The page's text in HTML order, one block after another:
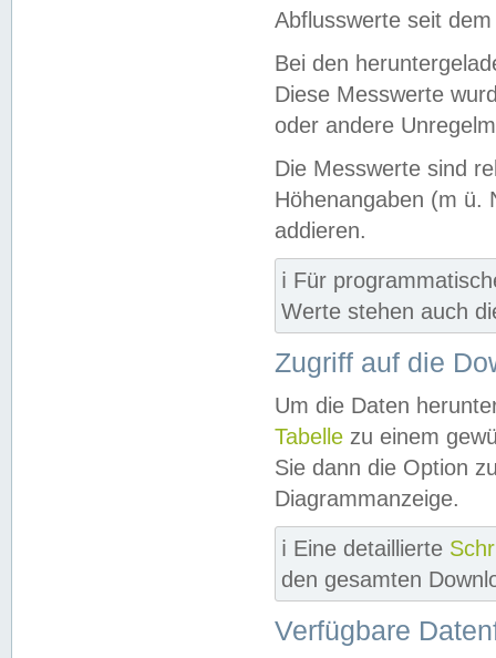
Abflusswerte seit
Bei den
Diese Messwerte
oder andere
Die Messwerte sind
Höhenangaben (m ü.
addieren.
ℹ️ Für
Werte stehen auch
Zugriff auf die
Um die Daten
Tabelle zu einem
Sie dann die Option
Diagrammanzeige.
ℹ️ Eine detaillierte
den gesamten
Verfügbare